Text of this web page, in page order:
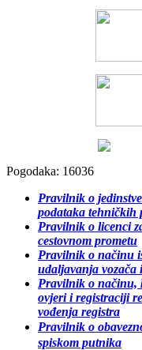
Pogodaka: 16036
Pravilnik o
podataka tehničkih
Pravilnik o licenci
cestovnom prometu
Pravilnik o načinu
udaljavanja vozača
Pravilnik o načinu,
ovjeri i registraciji
vođenja registra
Pravilnik o
spiskom putnika